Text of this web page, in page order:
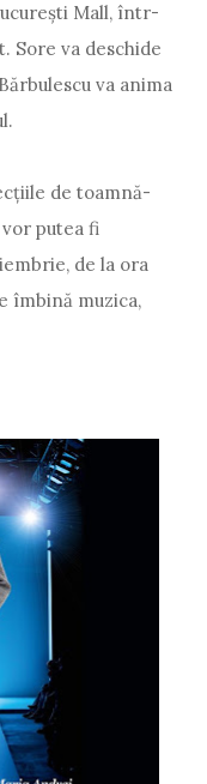
Mall, într-
Sore va deschide
va anima
de toamnă-
putea fi
de la ora
îmbină muzica,